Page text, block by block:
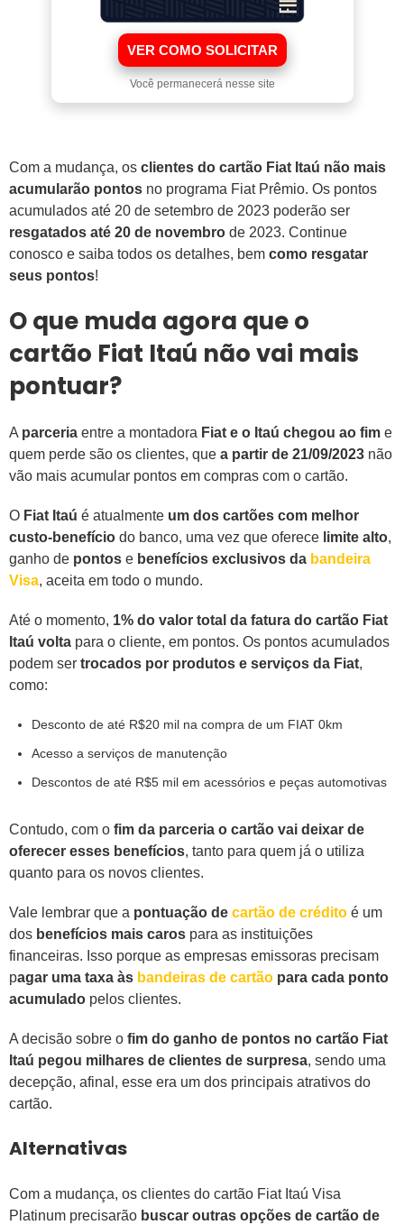
VER COMO SOLICITAR
Você permanecerá nesse site
Com a mudança, os clientes do cartão Fiat Itaú não mais
acumularão pontos no programa Fiat Prêmio. Os pontos
acumulados até 20 de setembro de 2023 poderão ser
resgatados até 20 de novembro de 2023. Continue
conosco e saiba todos os detalhes, bem como resgatar
seus pontos!
O que muda agora que o
cartão Fiat Itaú não vai mais
pontuar?
A parceria entre a montadora Fiat e o Itaú chegou ao fim e
quem perde são os clientes, que a partir de 21/09/2023 não
vão mais acumular pontos em compras com o cartão.
O Fiat Itaú é atualmente um dos cartões com melhor
custo-benefício do banco, uma vez que oferece limite alto,
ganho de pontos e benefícios exclusivos da bandeira
Visa, aceita em todo o mundo.
Até o momento, 1% do valor total da fatura do cartão Fiat
Itaú volta para o cliente, em pontos. Os pontos acumulados
podem ser trocados por produtos e serviços da Fiat,
como:
Desconto de até R$20 mil na compra de um FIAT 0km
Acesso a serviços de manutenção
Descontos de até R$5 mil em acessórios e peças automotivas
Contudo, com o fim da parceria o cartão vai deixar de
oferecer esses benefícios, tanto para quem já o utiliza
quanto para os novos clientes.
Vale lembrar que a pontuação de cartão de crédito é um
dos benefícios mais caros para as instituições
financeiras. Isso porque as empresas emissoras precisam
pagar uma taxa às bandeiras de cartão para cada ponto
acumulado pelos clientes.
A decisão sobre o fim do ganho de pontos no cartão Fiat
Itaú pegou milhares de clientes de surpresa, sendo uma
decepção, afinal, esse era um dos principais atrativos do
cartão.
Alternativas
Com a mudança, os clientes do cartão Fiat Itaú Visa
Platinum precisarão buscar outras opções de cartão de